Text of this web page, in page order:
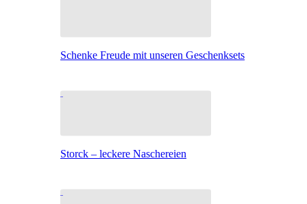
Schenke Freude mit unseren Geschenksets
Storck – leckere Naschereien